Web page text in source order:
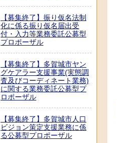
【募集終了】振り仮名法制
化に係る振り仮名届出受
付・入力等業務委託公募型
プロポーザル
【募集終了】多賀城市ヤン
グケアラー支援事業(実態調
査及びコーディネート業務)
に関する業務委託公募型プ
ロポーザル
【募集終了】多賀城市人口
ビジョン策定支援業務に係
る公募型プロポーザル